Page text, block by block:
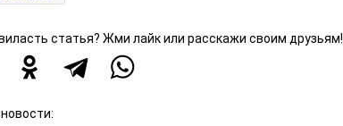
статья? Жми лайк или расскажи своим друзьям!